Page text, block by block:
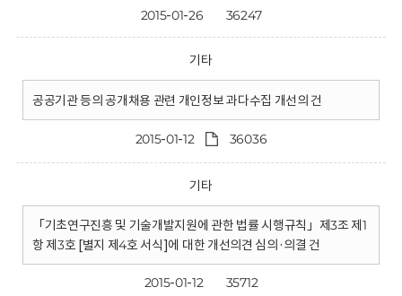
2015-01-26 36247
기타
공공기관 등의 공개채용 관련 개인정보 과다수집 개선의 건
2015-01-12 36036
기타
「기초연구진흥 및 기술개발지원에 관한 법률 시행규칙」제3조 제1
항 제3호 [별지 제4호 서식]에 대한 개선의견 심의·의결 건
2015-01-12 35712